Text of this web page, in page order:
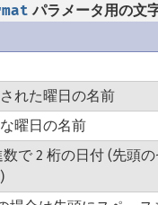
パラメータ用の文
れた曜日の名前
曜日の名前
数で 2 桁の日付 (先頭の